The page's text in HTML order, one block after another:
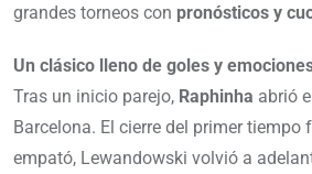
grandes torneos con pronósticos y
Un clásico lleno de goles y
Tras un inicio parejo, Raphinha abrió
Barcelona. El cierre del primer tiempo
empató, Lewandowski volvió a